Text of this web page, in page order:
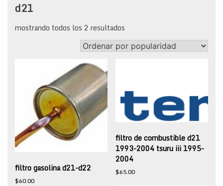
d21
mostrando todos los 2 resultados
by
popularity
filtro gasolina d21-d22
$60.00
filtro de combustible d21
1993-2004 tsuru iii 1995-
2004
$65.00